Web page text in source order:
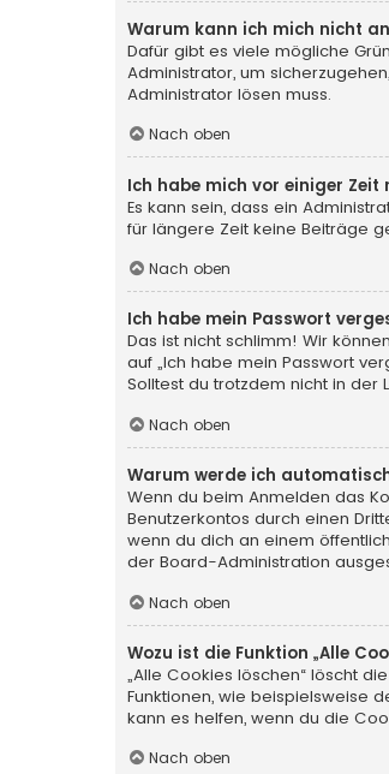
Warum kann ich mich nicht
Dafür gibt es viele mögliche
Administrator, um
Administrator lösen muss.
Nach oben
Ich habe mich vor einiger
Es kann sein, dass ein
für längere Zeit keine Beiträge
Nach oben
Ich habe mein Passwort
Das ist nicht schlimm! Wir
auf „Ich habe mein Passwort
Solltest du trotzdem nicht in der
Nach oben
Warum werde ich
Wenn du beim Anmelden das
Benutzerkontos durch einen
wenn du dich an einem
der Board-Administration
Nach oben
Wozu ist die Funktion „Alle
„Alle Cookies löschen“ löscht
Funktionen, wie beispielsweise
kann es helfen, wenn du die
Nach oben